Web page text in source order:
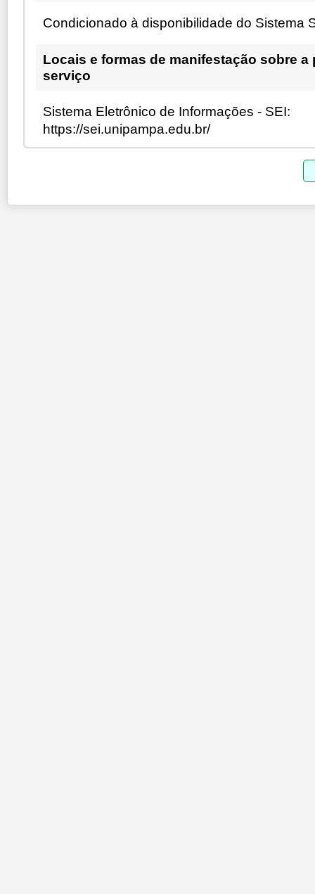
Condicionado à disponibilidade do Sistema
Locais e formas de manifestação sobre a
serviço
Sistema Eletrônico de Informações - SEI:
https://sei.unipampa.edu.br/